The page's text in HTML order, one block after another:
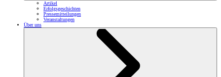
Artikel
Erfolgsgeschichten
Pressemitteilungen
Veranstaltungen
Über uns